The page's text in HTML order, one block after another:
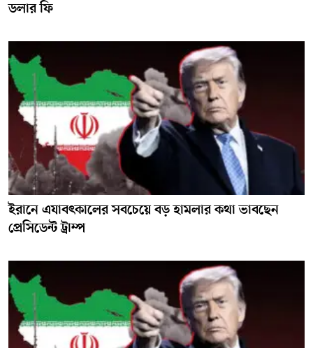
ডলার ফি
ইরানে এযাবৎকালের সবচেয়ে বড় হামলার কথা ভাবছেন
প্রেসিডেন্ট ট্রাম্প